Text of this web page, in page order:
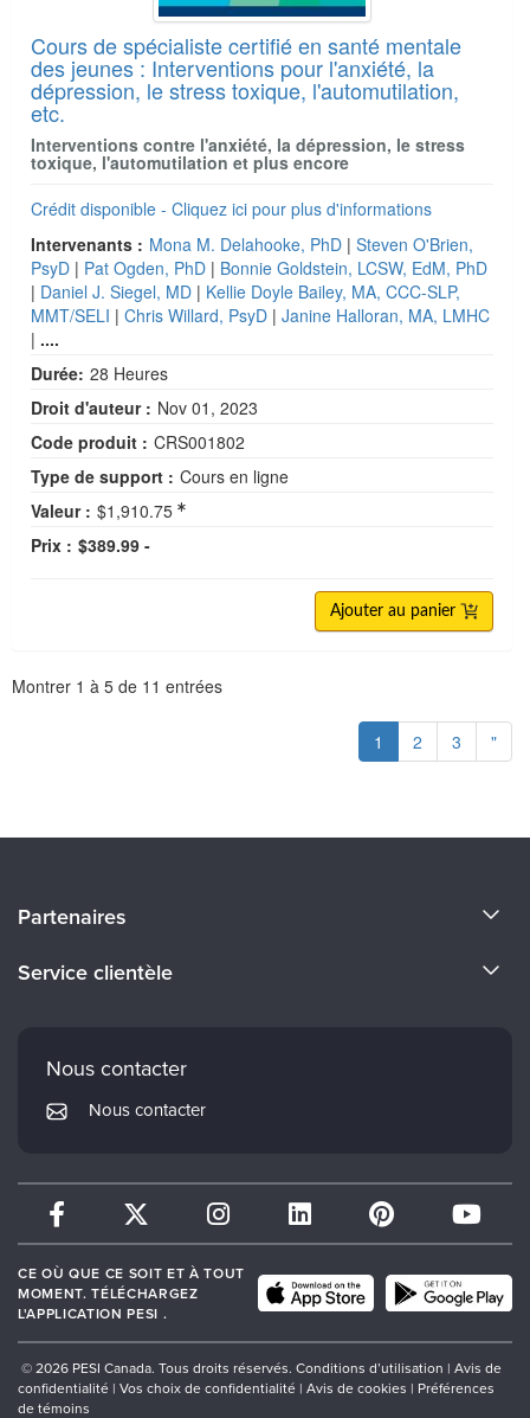
Cours de spécialiste certifié en santé mentale
des jeunes : Interventions pour l'anxiété, la
dépression, le stress toxique, l'automutilation,
etc.
Interventions contre l'anxiété, la dépression, le stress
toxique, l'automutilation et plus encore
Crédit disponible - Cliquez ici pour plus d'informations
Intervenants : Mona M. Delahooke, PhD | Steven O'Brien,
PsyD | Pat Ogden, PhD | Bonnie Goldstein, LCSW, EdM, PhD
| Daniel J. Siegel, MD | Kellie Doyle Bailey, MA, CCC-SLP,
MMT/SELI | Chris Willard, PsyD | Janine Halloran, MA, LMHC
| ....
Durée: 28 Heures
Droit d'auteur : Nov 01, 2023
Code produit : CRS001802
Type de support : Cours en ligne
Valeur : $1,910.75
Prix : $389.99 -
Ajouter au panier
Montrer 1 à 5 de 11 entrées
1 2 3 "
Carrières
Partenaires
Therapist.com
Service clientèle
Mon compte
Nous contacter
Nous contacter
CE OÙ QUE CE SOIT ET À TOUT
MOMENT. TÉLÉCHARGEZ
L'APPLICATION PESI .
© 2026 PESI Canada. Tous droits réservés. Conditions d’utilisation | Avis de
confidentialité | Vos choix de confidentialité | Avis de cookies | Préférences
de témoins